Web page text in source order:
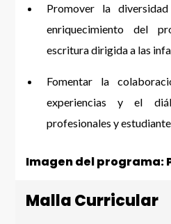
Promover la
enriquecimiento del
escritura dirigida a las
Fomentar la
experiencias y el
profesionales y
Imagen del programa:
Malla Curricular